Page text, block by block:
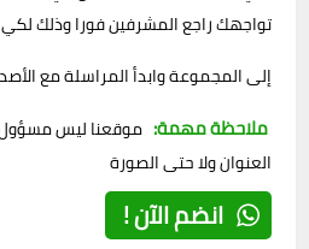
تواجهك راجع المشرفين فورا وذلك
إلى المجموعة وابدأ المراسلة مع
ملاحظة مهمة: موقعنا ليس مسؤول
العنوان ولا حتى الصورة
انضم الآن !